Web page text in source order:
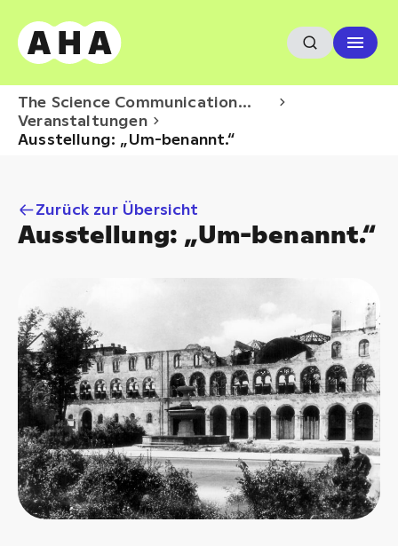
The Science Communication
Hub
Veranstaltungen
Ausstellung: „Um-benannt.“
Zurück zur Übersicht
Ausstellung: „Um-benannt.“